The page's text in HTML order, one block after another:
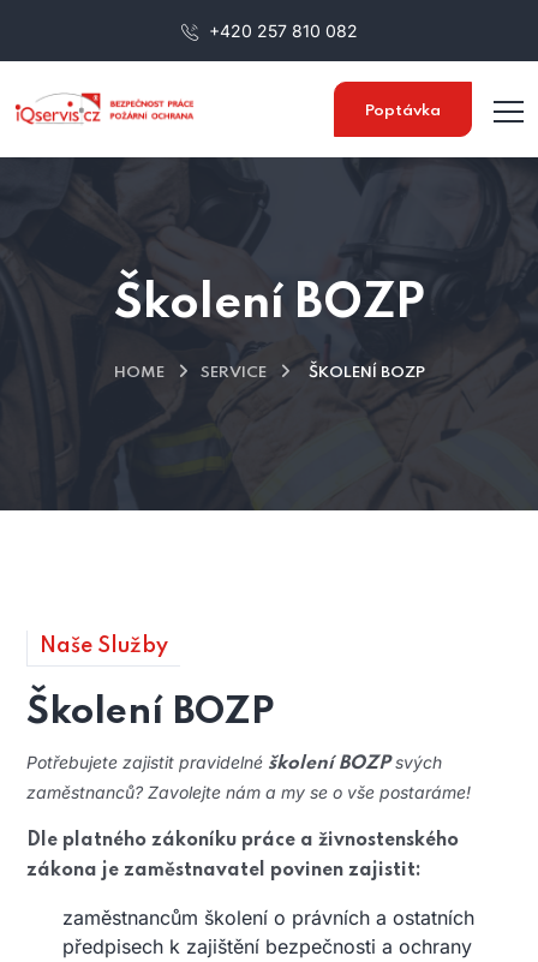
+420 257 810 082
Poptávka
Školení BOZP
HOME SERVICE ŠKOLENÍ BOZP
Naše Služby
Školení BOZP
Potřebujete zajistit pravidelné školení BOZPsvých
zaměstnanců? Zavolejte nám a my se o vše postaráme!
Dle platného zákoníku práce a živnostenského
zákona je zaměstnavatel povinen zajistit:
zaměstnancům školení o právních a ostatních
předpisech k zajištění bezpečnosti a ochrany